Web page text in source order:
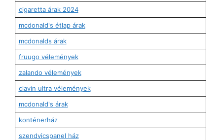
cigaretta árak 2024
mcdonald's étlap árak
mcdonalds árak
fruugo vélemények
zalando vélemények
clavin ultra vélemények
mcdonald's árak
konténerház
szendvicspanel ház